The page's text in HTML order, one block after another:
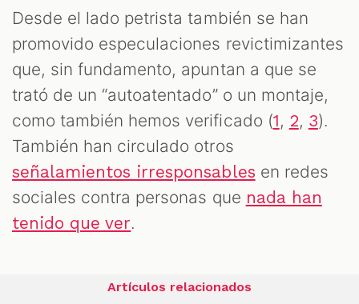
Desde el lado petrista también se han
promovido especulaciones revictimizantes
que, sin fundamento, apuntan a que se
trató de un “autoatentado” o un montaje,
como también hemos verificado (1, 2, 3).
También han circulado otros
señalamientos irresponsables en redes
sociales contra personas que nada han
tenido que ver.
Artículos relacionados